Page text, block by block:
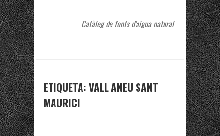
Catàleg de fonts d'aigua natural
ETIQUETA:VALL ANEU SANT
MAURICI